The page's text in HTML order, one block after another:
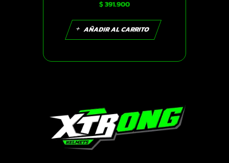
naranja brillo visor rojo M |
$ 391.900
AÑADIR AL CARRITO